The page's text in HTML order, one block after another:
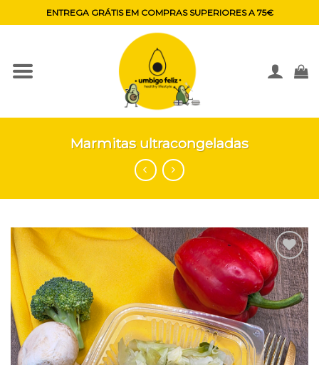
to
ENTREGA GRÁTIS EM COMPRAS SUPERIORES A 75€
Marmitas ultracongeladas
Adicionar
aos
favoritos